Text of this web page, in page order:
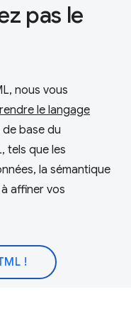
pas le
nous vous
le langage
base du
tels que les
la sémantique
affiner vos
!